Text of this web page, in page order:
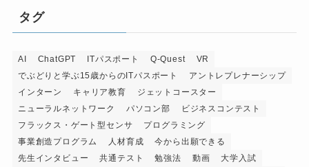
タグ
AI ChatGPT ITパスポート Q-Quest
VR
でぶどりと学ぶ15歳からのITパスポート
アントレプレナーシップ
インターン
キャリア教育
ジェットコースター
ニューラルネットワーク
パソコン部
ビジネスコンテスト
フラックス・ゲート型センサ
プログラミング
事業創造プログラム
人材育成
今から出願できる
先生インタビュー
共通テスト 勉強法 動画 大学入試